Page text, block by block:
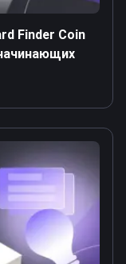
Finder Coin